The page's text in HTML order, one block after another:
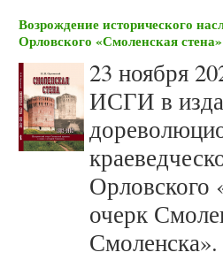
Возрождение исторического
Орловского «Смоленская стена»
23 ноября
ИСГИ в
Орловского
очерк
Смоленска».